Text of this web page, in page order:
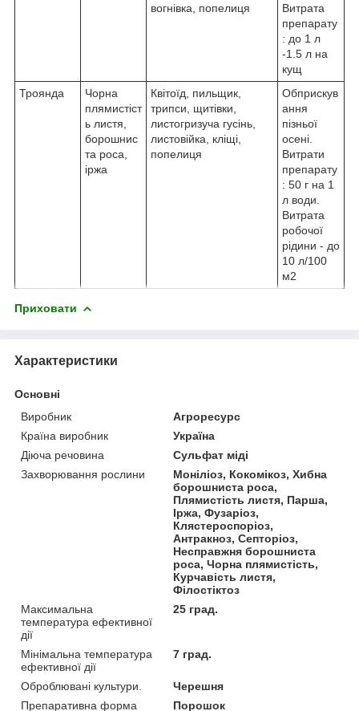
вогнівка, попелиця
Витрата
препарату
: до 1 л
-1.5 л на
кущ
Троянда
Чорна
плямистіст
ь листя,
борошнис
та роса,
іржа
Квітоїд, пильщик,
трипси, щитівки,
листогризуча гусінь,
листовійка, кліщі,
попелиця
Обприскув
ання
пізньої
осені.
Витрати
препарату
: 50 г на 1
л води.
Витрата
робочої
рідини - до
10 л/100
м2
Приховати
Характеристики
Основні
Виробник
Агроресурс
Країна виробник
Україна
Діюча речовина
Сульфат міді
Захворювання рослини
Моніліоз, Кокомікоз, Хибна
борошниста роса,
Плямистість листя, Парша,
Іржа, Фузаріоз,
Клястероспоріоз,
Антракноз, Септоріоз,
Несправжня борошниста
роса, Чорна плямистість,
Курчавість листя,
Філостіктоз
Максимальна
температура ефективної
дії
25 град.
Мінімальна температура
ефективної дії
7 град.
Оброблювані культури.
Черешня
Препаративна форма
Порошок